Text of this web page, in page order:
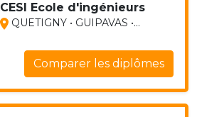
CESI Ecole d'ingénieurs
QUETIGNY • GUIPAVAS •...
Comparer les diplômes